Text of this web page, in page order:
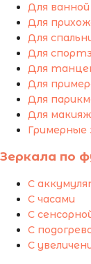
Для ванной
Для
Для
Для
Для
Для
Для
Для
Гримерные
Зеркала по
С
С часами
С
С
С